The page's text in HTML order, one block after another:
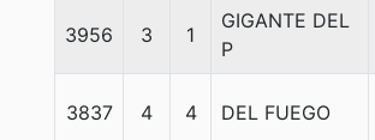
3956 3 1
GIGANTE DEL
P
3837 4 4 DEL FUEGO